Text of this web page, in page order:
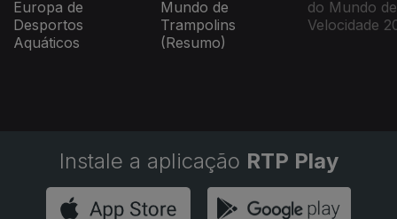
Europa de
Desportos
Aquáticos
Mundo de
Trampolins
(Resumo)
do Mundo de
Velocidade
Instale a aplicação RTP Play